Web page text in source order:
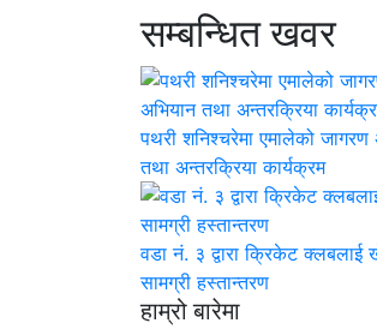
सम्बन्धित खवर
पथरी शनिश्चरेमा एमालेको जागरण
तथा अन्तरक्रिया कार्यक्रम
वडा नं. ३ द्वारा क्रिकेट क्लबलाई
सामग्री हस्तान्तरण
हाम्रो बारेमा